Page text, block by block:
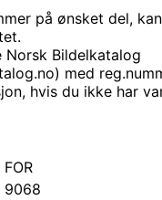
på ønsket del,
Norsk Bildelkatalog
med
hvis du ikke har
FOR
9068